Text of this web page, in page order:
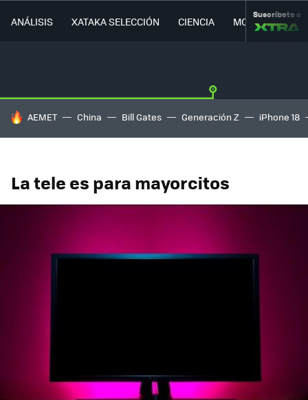
ANÁLISIS XATAKA SELECCIÓN CIENCIA MOVILIDAD
Suscríbete a
HOY SE HABLA DE
AEMET China Bill Gates Generación Z iPhone 18
La tele es para mayorcitos